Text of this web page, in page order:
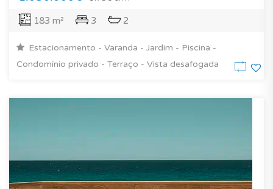
183 m² 3 2
Estacionamento - Varanda - Jardim - Piscina -
Condomínio privado - Terraço - Vista desafogada